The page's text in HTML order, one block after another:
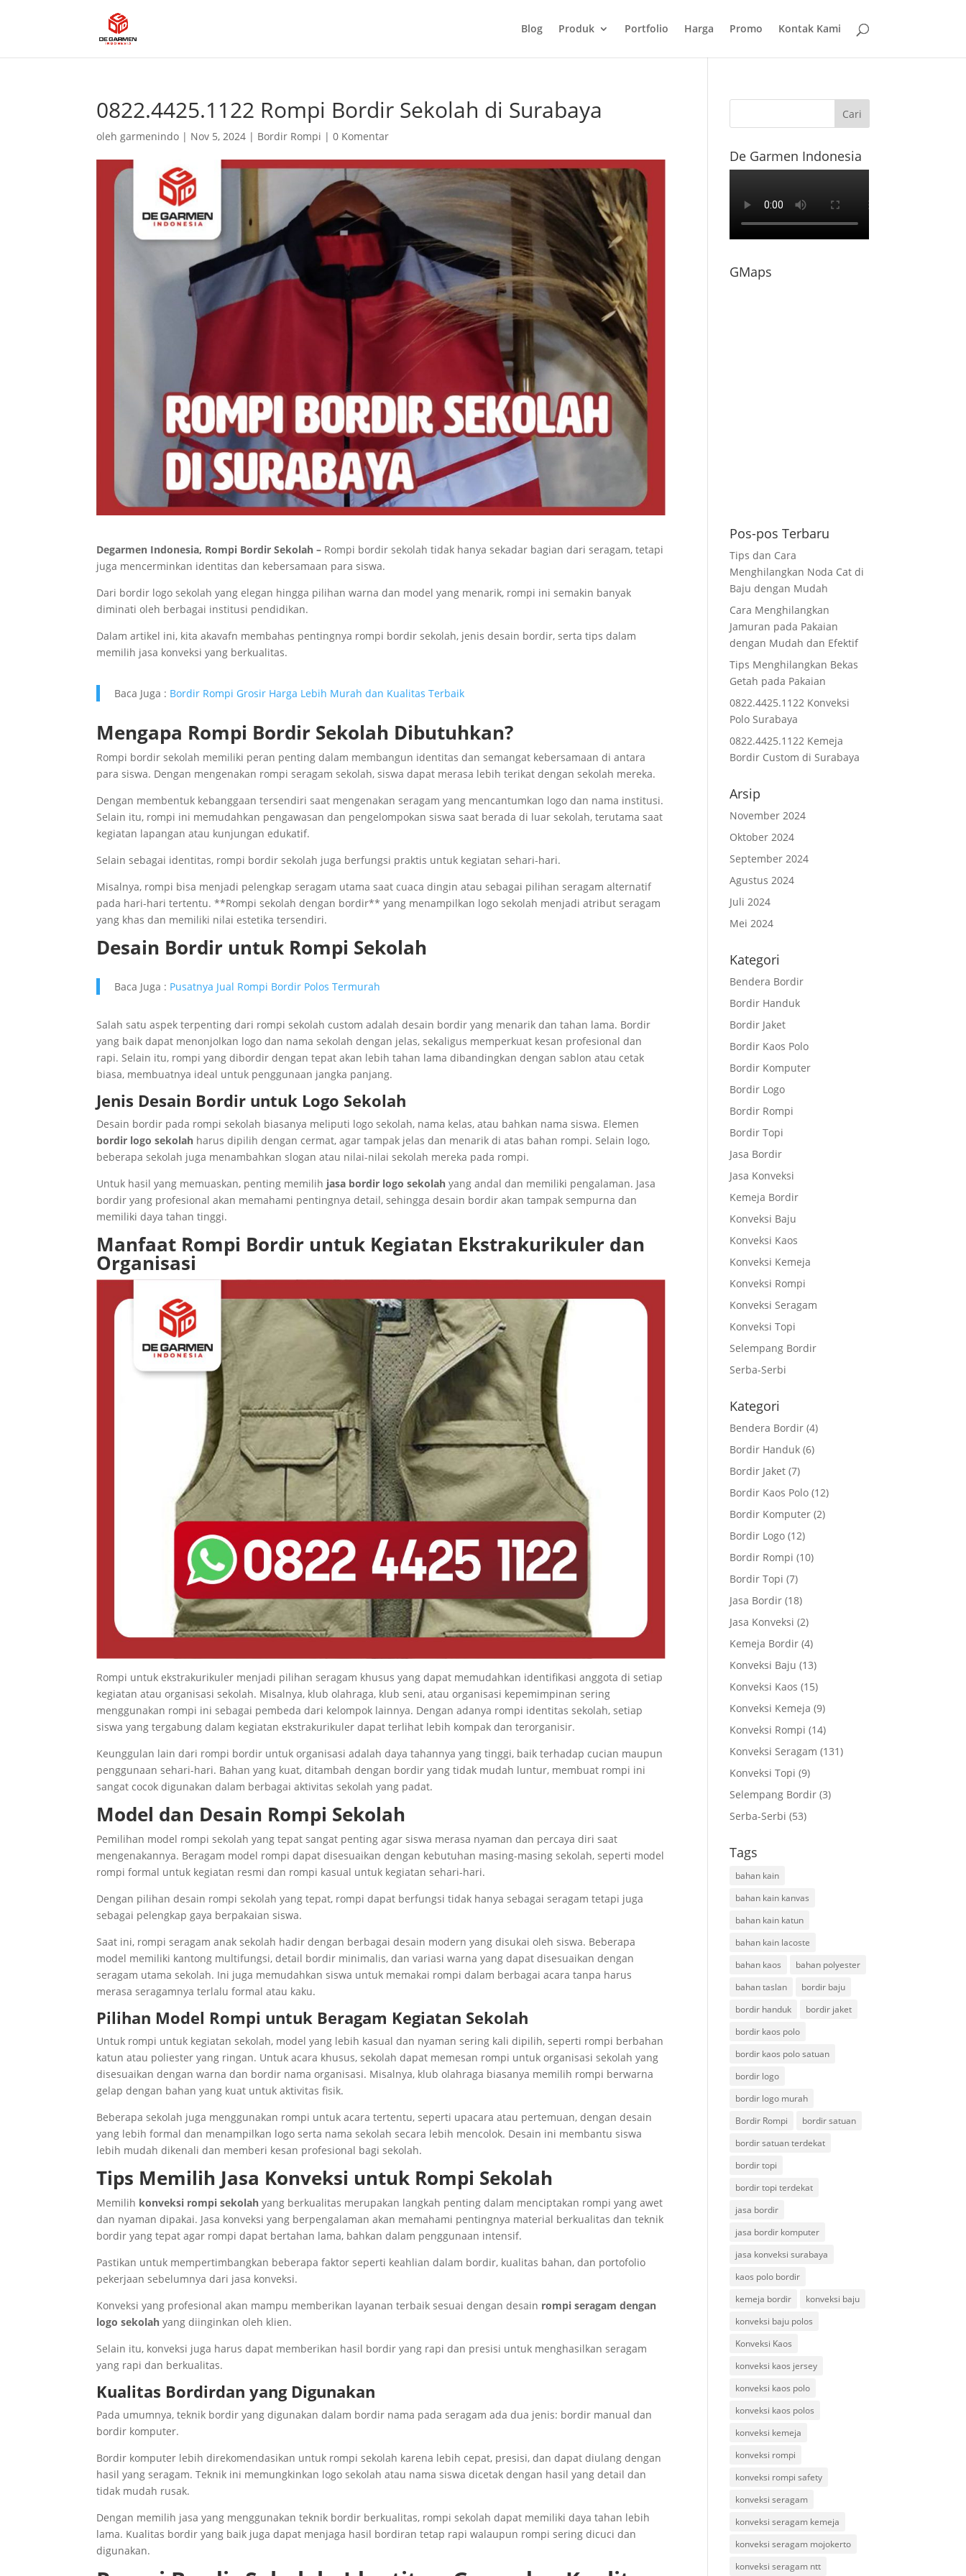
Blog Produk Portfolio Harga Promo Kontak Kami
0822.4425.1122 Rompi Bordir Sekolah di Surabaya
olehgarmenindo | Nov 5, 2024 | Bordir Rompi |0 Komentar
Degarmen Indonesia, Rompi Bordir Sekolah – Rompi bordir sekolah tidak hanya sekadar bagian dari seragam, tetapi
juga mencerminkan identitas dan kebersamaan para siswa.
Dari bordir logo sekolah yang elegan hingga pilihan warna dan model yang menarik, rompi ini semakin banyak
diminati oleh berbagai institusi pendidikan.
Dalam artikel ini, kita akavafn membahas pentingnya rompi bordir sekolah, jenis desain bordir, serta tips dalam
memilih jasa konveksi yang berkualitas.
Baca Juga : Bordir Rompi Grosir Harga Lebih Murah dan Kualitas Terbaik
Mengapa Rompi Bordir Sekolah Dibutuhkan?
Rompi bordir sekolah memiliki peran penting dalam membangun identitas dan semangat kebersamaan di antara
para siswa. Dengan mengenakan rompi seragam sekolah, siswa dapat merasa lebih terikat dengan sekolah mereka.
Dengan membentuk kebanggaan tersendiri saat mengenakan seragam yang mencantumkan logo dan nama institusi.
Selain itu, rompi ini memudahkan pengawasan dan pengelompokan siswa saat berada di luar sekolah, terutama saat
kegiatan lapangan atau kunjungan edukatif.
Selain sebagai identitas, rompi bordir sekolah juga berfungsi praktis untuk kegiatan sehari-hari.
Misalnya, rompi bisa menjadi pelengkap seragam utama saat cuaca dingin atau sebagai pilihan seragam alternatif
pada hari-hari tertentu. **Rompi sekolah dengan bordir** yang menampilkan logo sekolah menjadi atribut seragam
yang khas dan memiliki nilai estetika tersendiri.
Desain Bordir untuk Rompi Sekolah
Baca Juga : Pusatnya Jual Rompi Bordir Polos Termurah
Salah satu aspek terpenting dari rompi sekolah custom adalah desain bordir yang menarik dan tahan lama. Bordir
yang baik dapat menonjolkan logo dan nama sekolah dengan jelas, sekaligus memperkuat kesan profesional dan
rapi. Selain itu, rompi yang dibordir dengan tepat akan lebih tahan lama dibandingkan dengan sablon atau cetak
biasa, membuatnya ideal untuk penggunaan jangka panjang.
Jenis Desain Bordir untuk Logo Sekolah
Desain bordir pada rompi sekolah biasanya meliputi logo sekolah, nama kelas, atau bahkan nama siswa. Elemen
bordir logo sekolah harus dipilih dengan cermat, agar tampak jelas dan menarik di atas bahan rompi. Selain logo,
beberapa sekolah juga menambahkan slogan atau nilai-nilai sekolah mereka pada rompi.
Untuk hasil yang memuaskan, penting memilih jasa bordir logo sekolah yang andal dan memiliki pengalaman. Jasa
bordir yang profesional akan memahami pentingnya detail, sehingga desain bordir akan tampak sempurna dan
memiliki daya tahan tinggi.
Manfaat Rompi Bordir untuk Kegiatan Ekstrakurikuler dan
Organisasi
Rompi untuk ekstrakurikuler menjadi pilihan seragam khusus yang dapat memudahkan identifikasi anggota di setiap
kegiatan atau organisasi sekolah. Misalnya, klub olahraga, klub seni, atau organisasi kepemimpinan sering
menggunakan rompi ini sebagai pembeda dari kelompok lainnya. Dengan adanya rompi identitas sekolah, setiap
siswa yang tergabung dalam kegiatan ekstrakurikuler dapat terlihat lebih kompak dan terorganisir.
Keunggulan lain dari rompi bordir untuk organisasi adalah daya tahannya yang tinggi, baik terhadap cucian maupun
penggunaan sehari-hari. Bahan yang kuat, ditambah dengan bordir yang tidak mudah luntur, membuat rompi ini
sangat cocok digunakan dalam berbagai aktivitas sekolah yang padat.
Model dan Desain Rompi Sekolah
Pemilihan model rompi sekolah yang tepat sangat penting agar siswa merasa nyaman dan percaya diri saat
mengenakannya. Beragam model rompi dapat disesuaikan dengan kebutuhan masing-masing sekolah, seperti model
rompi formal untuk kegiatan resmi dan rompi kasual untuk kegiatan sehari-hari.
Dengan pilihan desain rompi sekolah yang tepat, rompi dapat berfungsi tidak hanya sebagai seragam tetapi juga
sebagai pelengkap gaya berpakaian siswa.
Saat ini, rompi seragam anak sekolah hadir dengan berbagai desain modern yang disukai oleh siswa. Beberapa
model memiliki kantong multifungsi, detail bordir minimalis, dan variasi warna yang dapat disesuaikan dengan
seragam utama sekolah. Ini juga memudahkan siswa untuk memakai rompi dalam berbagai acara tanpa harus
merasa seragamnya terlalu formal atau kaku.
Pilihan Model Rompi untuk Beragam Kegiatan Sekolah
Untuk rompi untuk kegiatan sekolah, model yang lebih kasual dan nyaman sering kali dipilih, seperti rompi berbahan
katun atau poliester yang ringan. Untuk acara khusus, sekolah dapat memesan rompi untuk organisasi sekolah yang
disesuaikan dengan warna dan bordir nama organisasi. Misalnya, klub olahraga biasanya memilih rompi berwarna
gelap dengan bahan yang kuat untuk aktivitas fisik.
Beberapa sekolah juga menggunakan rompi untuk acara tertentu, seperti upacara atau pertemuan, dengan desain
yang lebih formal dan menampilkan logo serta nama sekolah secara lebih mencolok. Desain ini membantu siswa
lebih mudah dikenali dan memberi kesan profesional bagi sekolah.
Tips Memilih Jasa Konveksi untuk Rompi Sekolah
Memilih konveksi rompi sekolah yang berkualitas merupakan langkah penting dalam menciptakan rompi yang awet
dan nyaman dipakai. Jasa konveksi yang berpengalaman akan memahami pentingnya material berkualitas dan teknik
bordir yang tepat agar rompi dapat bertahan lama, bahkan dalam penggunaan intensif.
Pastikan untuk mempertimbangkan beberapa faktor seperti keahlian dalam bordir, kualitas bahan, dan portofolio
pekerjaan sebelumnya dari jasa konveksi.
Konveksi yang profesional akan mampu memberikan layanan terbaik sesuai dengan desain rompi seragam dengan
logo sekolah yang diinginkan oleh klien.
Selain itu, konveksi juga harus dapat memberikan hasil bordir yang rapi dan presisi untuk menghasilkan seragam
yang rapi dan berkualitas.
Kualitas Bordirdan yang Digunakan
Pada umumnya, teknik bordir yang digunakan dalam bordir nama pada seragam ada dua jenis: bordir manual dan
bordir komputer.
Bordir komputer lebih direkomendasikan untuk rompi sekolah karena lebih cepat, presisi, dan dapat diulang dengan
hasil yang seragam. Teknik ini memungkinkan logo sekolah atau nama siswa dicetak dengan hasil yang detail dan
tidak mudah rusak.
Dengan memilih jasa yang menggunakan teknik bordir berkualitas, rompi sekolah dapat memiliki daya tahan lebih
lama. Kualitas bordir yang baik juga dapat menjaga hasil bordiran tetap rapi walaupun rompi sering dicuci dan
digunakan.
De Garmen Indonesia
GMaps
Pos-pos Terbaru
Tips dan Cara
Menghilangkan Noda Cat di
Baju dengan Mudah
Cara Menghilangkan
Jamuran pada Pakaian
dengan Mudah dan Efektif
Tips Menghilangkan Bekas
Getah pada Pakaian
0822.4425.1122 Konveksi
Polo Surabaya
0822.4425.1122 Kemeja
Bordir Custom di Surabaya
Arsip
November 2024
Oktober 2024
September 2024
Agustus 2024
Juli 2024
Mei 2024
Kategori
Bendera Bordir
Bordir Handuk
Bordir Jaket
Bordir Kaos Polo
Bordir Komputer
Bordir Logo
Bordir Rompi
Bordir Topi
Jasa Bordir
Jasa Konveksi
Kemeja Bordir
Konveksi Baju
Konveksi Kaos
Konveksi Kemeja
Konveksi Rompi
Konveksi Seragam
Konveksi Topi
Selempang Bordir
Serba-Serbi
Kategori
Bendera Bordir (4)
Bordir Handuk (6)
Bordir Jaket (7)
Bordir Kaos Polo (12)
Bordir Komputer (2)
Bordir Logo (12)
Bordir Rompi (10)
Bordir Topi (7)
Jasa Bordir (18)
Jasa Konveksi (2)
Kemeja Bordir (4)
Konveksi Baju (13)
Konveksi Kaos (15)
Konveksi Kemeja (9)
Konveksi Rompi (14)
Konveksi Seragam (131)
Konveksi Topi (9)
Selempang Bordir (3)
Serba-Serbi (53)
Tags
bahan kain
bahan kain kanvas
bahan kain katun
bahan kain lacoste
bahan kaos
bahan polyester
bahan taslan
bordir baju
bordir handuk
bordir jaket
bordir kaos polo
bordir kaos polo satuan
bordir logo
bordir logo murah
Bordir Rompi
bordir satuan
bordir satuan terdekat
bordir topi
bordir topi terdekat
jasa bordir
jasa bordir komputer
jasa konveksi surabaya
kaos polo bordir
kemeja bordir
konveksi baju
konveksi baju polos
Konveksi Kaos
konveksi kaos jersey
konveksi kaos polo
konveksi kaos polos
konveksi kemeja
konveksi rompi
konveksi rompi safety
konveksi seragam
konveksi seragam kemeja
konveksi seragam mojokerto
konveksi seragam ntt